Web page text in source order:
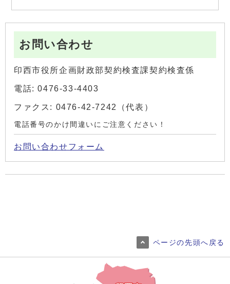
お問い合わせ
印西市役所企画財政部契約検査課契約検査係
電話: 0476-33-4403
ファクス: 0476-42-7242（代表）
電話番号のかけ間違いにご注意ください！
お問い合わせフォーム
ページの先頭へ戻る